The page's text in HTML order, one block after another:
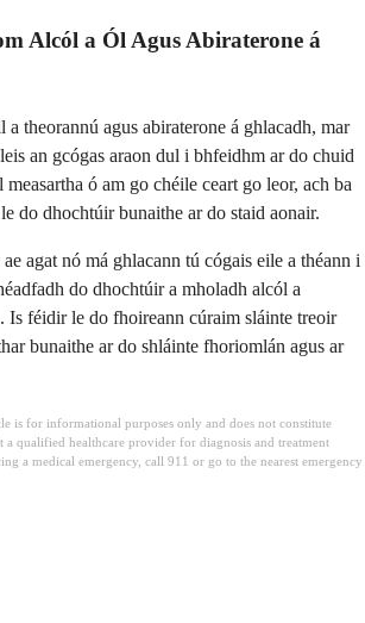
Alcól a Ól Agus Abiraterone á
a theorannú agus abiraterone á ghlacadh, mar
an gcógas araon dul i bhfeidhm ar do chuid
ó am go chéile ceart go leor, ach ba
do dhochtúir bunaithe ar do staid aonair.
agat nó má ghlacann tú cógais eile a théann i
do dhochtúir a mholadh alcól a
Is féidir le do fhoireann cúraim sláinte treoir
bunaithe ar do shláinte fhoriomlán agus ar
is for informational purposes only and does not constitute
a qualified healthcare provider for diagnosis and treatment
a medical emergency, call 911 or go to the nearest emergency